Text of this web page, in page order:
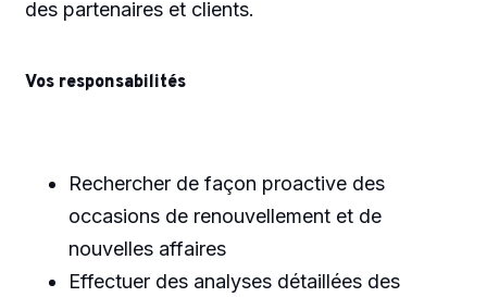
des partenaires et clients.
Vos responsabilités
Rechercher de façon proactive des
occasions de renouvellement et de
nouvelles affaires
Effectuer des analyses détaillées des